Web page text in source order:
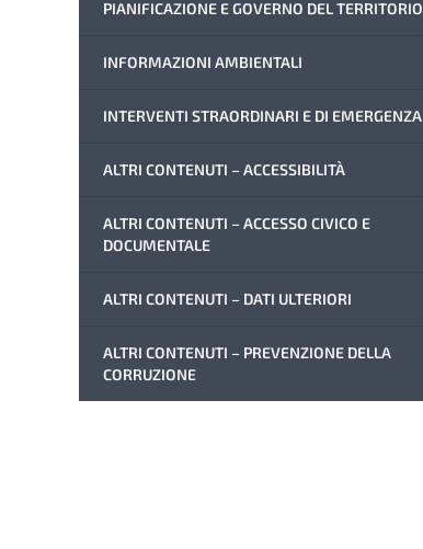
PIANIFICAZIONE E GOVERNO DEL TERRITORIO
INFORMAZIONI AMBIENTALI
INTERVENTI STRAORDINARI E DI EMERGENZA
ALTRI CONTENUTI – ACCESSIBILITÀ
ALTRI CONTENUTI – ACCESSO CIVICO E
DOCUMENTALE
ALTRI CONTENUTI – DATI ULTERIORI
ALTRI CONTENUTI – PREVENZIONE DELLA
CORRUZIONE